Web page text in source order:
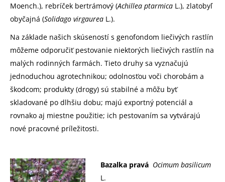
Moench.), rebríček bertrámový (Achillea ptarmica L.), zlatobyľ
obyčajná (Solidago virgaurea L.).
Na základe našich skúseností s genofondom liečivých rastlín
môžeme odporučiť pestovanie niektorých liečivých rastlín na
malých rodinných farmách. Tieto druhy sa vyznačujú
jednoduchou agrotechnikou; odolnosťou voči chorobám a
škodcom; produkty (drogy) sú stabilné a môžu byť
skladované po dlhšiu dobu; majú exportný potenciál a
rovnako aj miestne použitie; ich pestovaním sa vytvárajú
nové pracovné príležitosti.
Bazalka pravá Ocimum basilicum
L.